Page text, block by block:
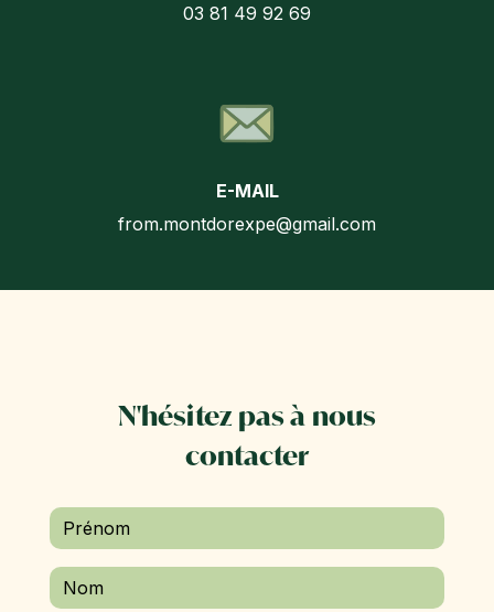
03 81 49 92 69
E-MAIL
from.montdorexpe@gmail.com
N'hésitez pas à nous
contacter